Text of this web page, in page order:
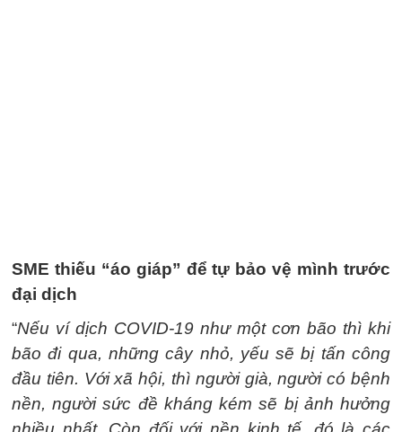
SME thiếu “áo giáp” để tự bảo vệ mình trước
đại dịch
“Nếu ví dịch COVID-19 như một cơn bão thì khi
bão đi qua, những cây nhỏ, yếu sẽ bị tấn công
đầu tiên. Với xã hội, thì người già, người có bệnh
nền, người sức đề kháng kém sẽ bị ảnh hưởng